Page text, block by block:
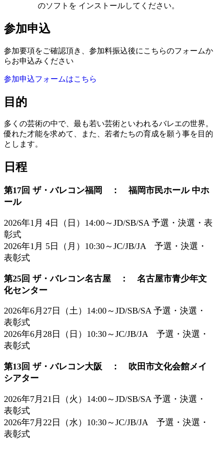
のソフトを インストールしてください。
参加申込
参加要項をご確認頂き、参加料振込後にこちらのフォームか
らお申込みください
参加申込フォームはこちら
目的
多くの芸術の中で、最も若い芸術といわれるバレエの世界。
優れた才能を求めて、また、若者たちの育成を願う事を目的
とします。
日程
第17回 ザ・バレコン福岡 ： 福岡市民ホール 中ホ
ール
2026年1月 4日（日）14:00～JD/SB/SA 予選・決選・表
彰式
2026年1月 5日（月）10:30～JC/JB/JA 予選・決選・
表彰式
第25回 ザ・バレコン名古屋 ： 名古屋市青少年文
化センター
2026年6月27日（土）14:00～JD/SB/SA 予選・決選・
表彰式
2026年6月28日（日）10:30～JC/JB/JA 予選・決選・
表彰式
第13回 ザ・バレコン大阪 ： 吹田市文化会館メイ
シアター
2026年7月21日（火）14:00～JD/SB/SA 予選・決選・
表彰式
2026年7月22日（水）10:30～JC/JB/JA 予選・決選・
表彰式